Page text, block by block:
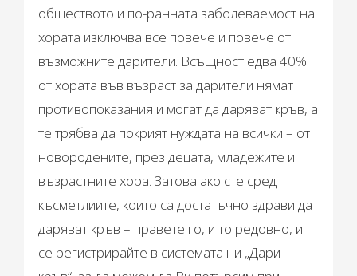
обществото и по-ранната заболеваемост на
хората изключва все повече и повече от
възможните дарители. Всъщност едва 40%
от хората във възраст за дарители нямат
противопоказания и могат да даряват кръв, а
те трябва да покрият нуждата на всички – от
новородените, през децата, младежите и
възрастните хора. Затова ако сте сред
късметлиите, които са достатъчно здрави да
даряват кръв – правете го, и то редовно, и
се регистрирайте в системата ни „Дари